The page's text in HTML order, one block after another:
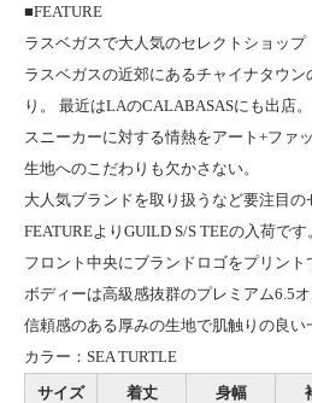
■FEATURE
ラスベガスで大人気のセレクトショップ
ラスベガスの近郊にあるチャイナタウン
り。 最近はLAのCALABASASにも出店。
スニーカーに対する情熱をアート+ファ
生地へのこだわりも欠かさない。
大人気ブランドを取り扱うなど要注目の
FEATUREよりGUILD S/S TEEの入荷です
フロント中央にブランドロゴをプリント
ボディーは高級感抜群のプレミアム6.5オ
信頼感のある厚みの生地で肌触りの良い
カラー：SEA TURTLE
サイズ
着丈 身幅